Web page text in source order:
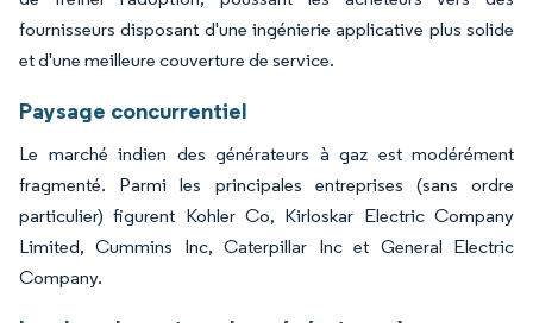
fournisseurs disposant d'une ingénierie applicative plus solide
et d'une meilleure couverture de service.
Paysage concurrentiel
Le marché indien des générateurs à gaz est modérément
fragmenté. Parmi les principales entreprises (sans ordre
particulier) figurent Kohler Co, Kirloskar Electric Company
Limited, Cummins Inc, Caterpillar Inc et General Electric
Company.